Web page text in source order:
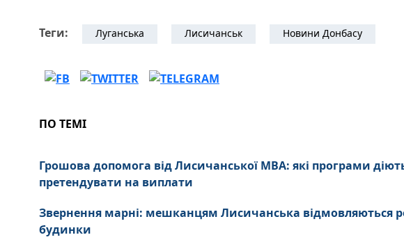
Теги: Луганська Лисичанськ Новини Донбасу
ПО ТЕМІ
Грошова допомога від Лисичанської МВА: які програми
претендувати на виплати
Звернення марні: мешканцям Лисичанська відмовляються
будинки